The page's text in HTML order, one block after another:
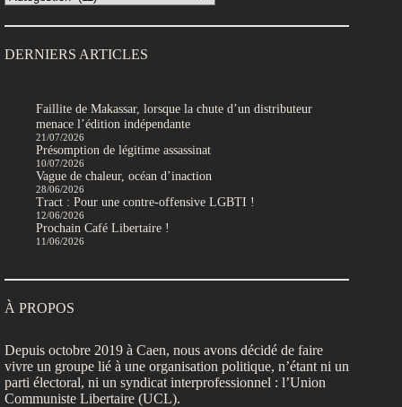
DERNIERS ARTICLES
Faillite de Makassar, lorsque la chute d’un distributeur
menace l’édition indépendante
21/07/2026
Présomption de légitime assassinat
10/07/2026
Vague de chaleur, océan d’inaction
28/06/2026
Tract : Pour une contre-offensive LGBTI !
12/06/2026
Prochain Café Libertaire !
11/06/2026
À PROPOS
Depuis octobre 2019 à Caen, nous avons décidé de faire
vivre un groupe lié à une organisation politique, n’étant ni un
parti électoral, ni un syndicat interprofessionnel : l’Union
Communiste Libertaire (UCL).